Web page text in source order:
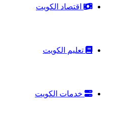
اقتصاد الكويت
تعليم الكويت
خدمات الكويت